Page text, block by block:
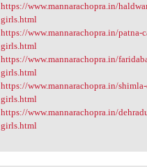
https://www.mannarachopra.in/
girls.html
https://www.mannarachopra.in/patna-
girls.html
https://www.mannarachopra.in/
girls.html
https://www.mannarachopra.in/
girls.html
https://www.mannarachopra.in/
girls.html